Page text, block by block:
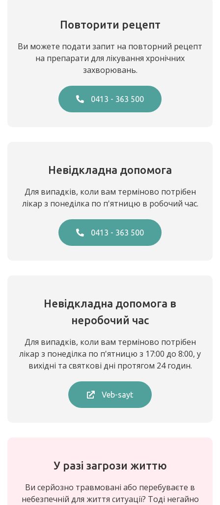
Повторити рецепт
Ви можете подати запит на повторний рецепт
на препарати для лікування хронічних
захворювань.
0413 - 363 500
Невідкладна допомога
Для випадків, коли вам терміново потрібен
лікар з понеділка по п'ятницю в робочий час.
0413 - 363 500
Невідкладна допомога в
неробочий час
Для випадків, коли вам терміново потрібен
лікар з понеділка по п'ятницю з 17:00 до 8:00, у
вихідні та святкові дні протягом 24 годин.
Veb-sayt
У разі загрози життю
Ви серйозно травмовані або перебуваєте в
небезпечній для життя ситуації? Тоді негайно